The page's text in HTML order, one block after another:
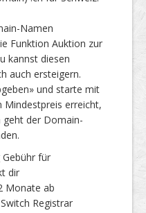
Namen
Funktion Auktion zur
kannst diesen
auch ersteigern.
und starte mit
Mindestpreis erreicht,
geht der Domain-
für
dir
Monate ab
Registrar